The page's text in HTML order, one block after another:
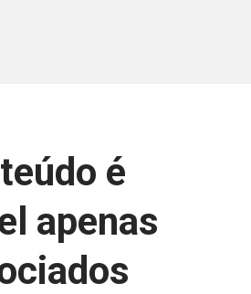
é
apenas